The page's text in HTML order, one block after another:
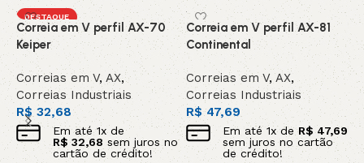
DESTAQUE
Correia em V perfil AX-70
Keiper
Correias em V, AX,
Correias Industriais
R$ 32,68
Em até1x de
R$32,68 sem juros no
cartão de crédito!
Correia em V perfil AX-81
Continental
Correias em V,AX,
Correias Industriais
R$47,69
Em até 1x deR$47,69
sem juros no cartão
de crédito!